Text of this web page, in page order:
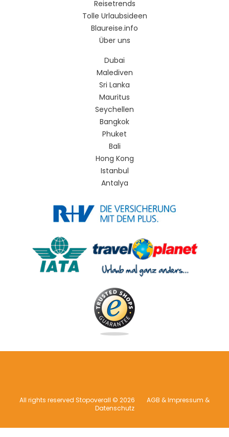
Reisetrends
Tolle Urlaubsideen
Blaureise.info
Über uns
Dubai
Malediven
Sri Lanka
Mauritus
Seychellen
Bangkok
Phuket
Bali
Hong Kong
Istanbul
Antalya
All rights reserved Stopoverall © 2026
AGB & Impressum &
Datenschutz